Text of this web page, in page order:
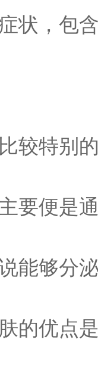
状，包
较特别
要便是
能够分
的优点